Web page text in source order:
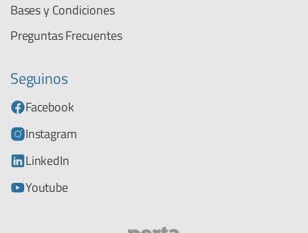
Bases y Condiciones
Preguntas Frecuentes
Seguinos
Facebook
Instagram
LinkedIn
Youtube